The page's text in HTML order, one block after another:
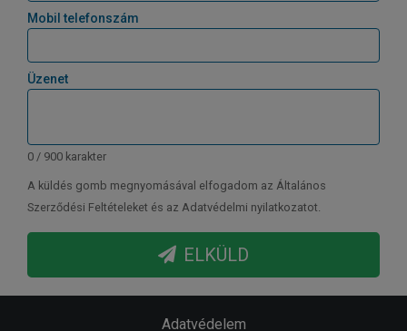
Mobil telefonszám
Üzenet
0 / 900 karakter
A küldés gomb megnyomásával elfogadom az Általános
Szerződési Feltételeket és az Adatvédelmi nyilatkozatot.
ELKÜLD
Adatvédelem